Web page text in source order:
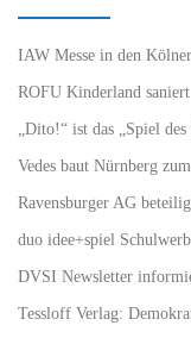
IAW Messe in den
ROFU Kinderland saniert
„Dito!“ ist das „Spiel des
Vedes baut Nürnberg
Ravensburger AG
duo idee+spiel
DVSI Newsletter
Tessloff Verlag: